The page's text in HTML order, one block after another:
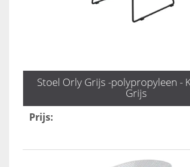
Stoel Orly Grijs -polypropyleen -
Grijs
Prijs: